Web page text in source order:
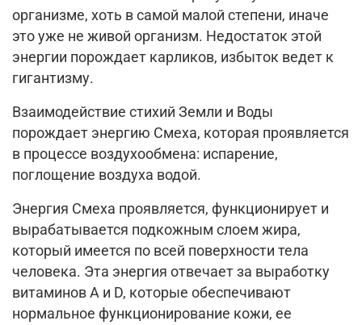
организме, хоть в самой малой степени, иначе
это уже не живой организм. Недостаток этой
энергии порождает карликов, избыток ведет к
гигантизму.
Взаимодействие стихий Земли и Воды
порождает энергию Смеха, которая проявляется
в процессе воздухообмена: испарение,
поглощение воздуха водой.
Энергия Смеха проявляется, функционирует и
вырабатывается подкожным слоем жира,
который имеется по всей поверхности тела
человека. Эта энергия отвечает за выработку
витаминов А и D, которые обеспечивают
нормальное функционирование кожи, ее